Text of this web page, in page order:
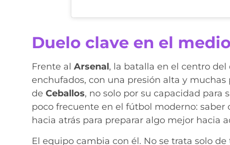
Duelo clave en el medio
Frente al Arsenal, la batalla en el centro del
enchufados, con una presión alta y
de Ceballos, no solo por su capacidad para
poco frecuente en el fútbol moderno:
hacia atrás para preparar algo mejor hacia
El equipo cambia con él. No se trata solo